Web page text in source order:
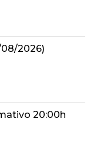
2026)
20:00h